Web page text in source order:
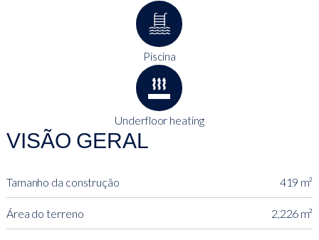
Piscina
Underfloor heating
VISÃO GERAL
Tamanho da construção 419 m²
Área do terreno 2,226 m²